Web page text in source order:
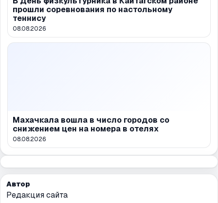
прошли соревнования по настольному
теннису
08.08.2026
Махачкала вошла в число городов со
снижением цен на номера в отелях
08.08.2026
Автор
Редакция сайта